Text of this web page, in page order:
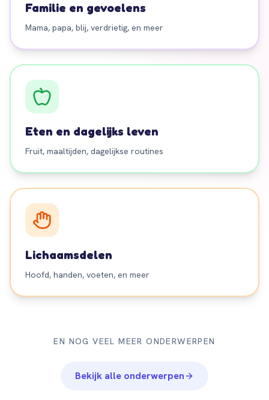
Familie en gevoelens
Mama, papa, blij, verdrietig, en meer
Eten en dagelijks leven
Fruit, maaltijden, dagelijkse routines
Lichaamsdelen
Hoofd, handen, voeten, en meer
EN NOG VEEL MEER ONDERWERPEN
Bekijk alle onderwerpen